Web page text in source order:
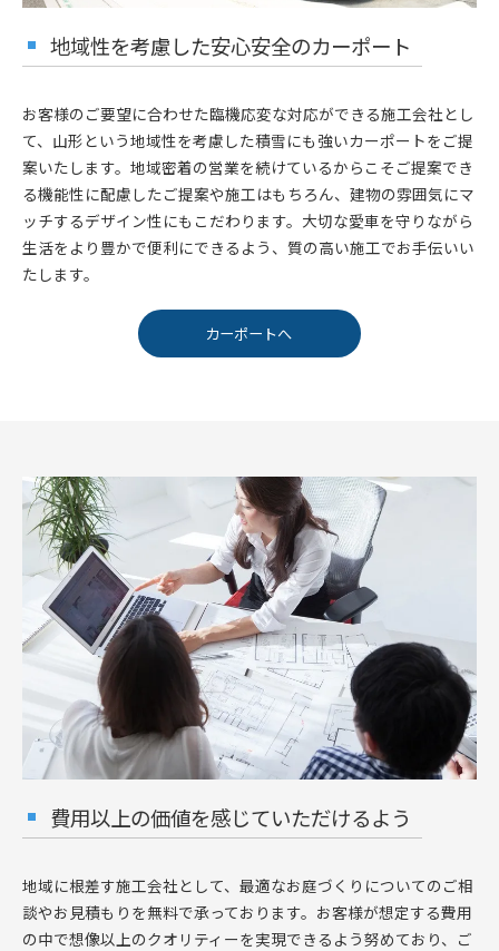
地域性を考慮した安心安全のカーポート
お客様のご要望に合わせた臨機応変な対応ができる施工会社とし
て、山形という地域性を考慮した積雪にも強いカーポートをご提
案いたします。地域密着の営業を続けているからこそご提案でき
る機能性に配慮したご提案や施工はもちろん、建物の雰囲気にマ
ッチするデザイン性にもこだわります。大切な愛車を守りながら
生活をより豊かで便利にできるよう、質の高い施工でお手伝いい
たします。
カーポートへ
費用以上の価値を感じていただけるよう
地域に根差す施工会社として、最適なお庭づくりについてのご相
談やお見積もりを無料で承っております。お客様が想定する費用
の中で想像以上のクオリティーを実現できるよう努めており、ご